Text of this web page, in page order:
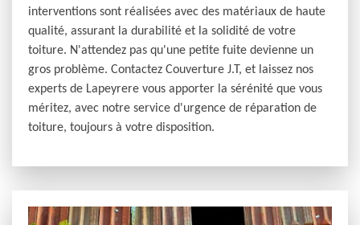
interventions sont réalisées avec des matériaux de haute
qualité, assurant la durabilité et la solidité de votre
toiture. N'attendez pas qu'une petite fuite devienne un
gros problème. Contactez Couverture J.T, et laissez nos
experts de Lapeyrere vous apporter la sérénité que vous
méritez, avec notre service d'urgence de réparation de
toiture, toujours à votre disposition.